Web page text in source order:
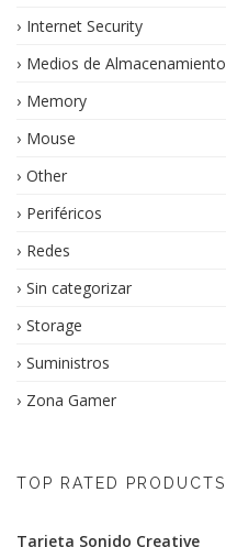
Internet Security
Medios de Almacenamiento
Memory
Mouse
Other
Periféricos
Redes
Sin categorizar
Storage
Suministros
Zona Gamer
TOP RATED PRODUCTS
Tarjeta Sonido Creative